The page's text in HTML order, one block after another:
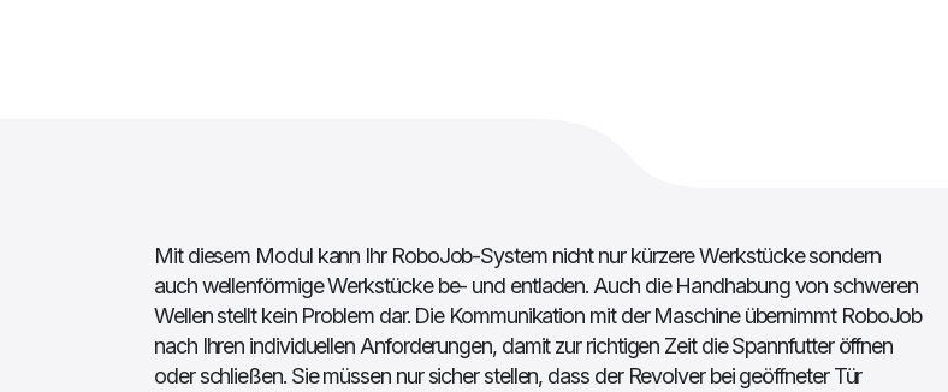
Mit diesem Modul kann Ihr RoboJob-System nicht nur kürzere Werkstücke sondern
auch wellenförmige Werkstücke be- und entladen. Auch die Handhabung von schweren
Wellen stellt kein Problem dar. Die Kommunikation mit der Maschine übernimmt RoboJob
nach Ihren individuellen Anforderungen, damit zur richtigen Zeit die Spannfutter öffnen
oder schließen. Sie müssen nur sicher stellen, dass der Revolver bei geöffneter Tür